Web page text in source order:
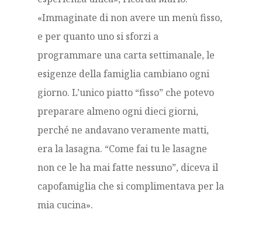
«Immaginate di non avere un menù fisso,
e per quanto uno si sforzi a
programmare una carta settimanale, le
esigenze della famiglia cambiano ogni
giorno. L’unico piatto “fisso” che potevo
preparare almeno ogni dieci giorni,
perché ne andavano veramente matti,
era la lasagna. “Come fai tu le lasagne
non ce le ha mai fatte nessuno”, diceva il
capofamiglia che si complimentava per la
mia cucina».